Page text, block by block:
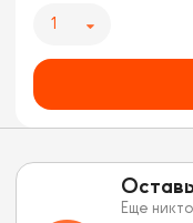
1
Еще